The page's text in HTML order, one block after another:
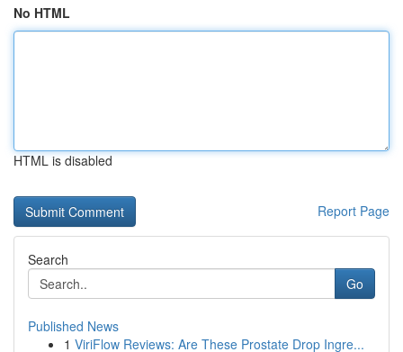
No HTML
HTML is disabled
Report Page
Search
Go
Published News
1 ViriFlow Reviews: Are These Prostate Drop Ingre...